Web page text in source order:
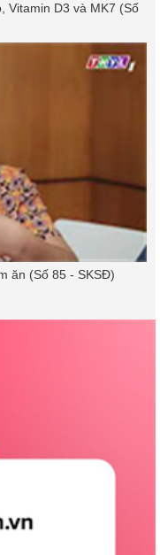
Vitamin D3 và MK7 (Số
ăn (Số 85 - SKSĐ)